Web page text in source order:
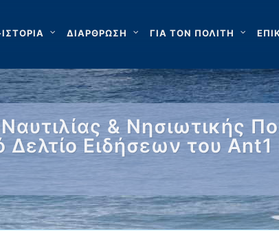
ΔΙΑΡΘΡΩΣΗ ΓΙΑ ΤΟΝ ΠΟΛΙΤΗ
& Νησιωτικής
Δελτίο Ειδήσεων του